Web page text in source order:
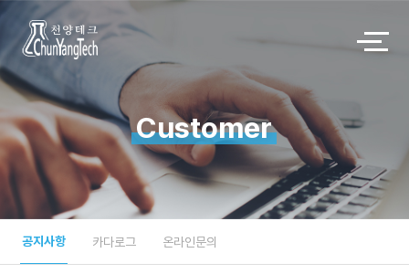
Customer
공지사항 카다로그 온라인문의